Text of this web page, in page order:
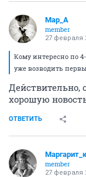
Мар_А
member
27 февраля
Кому интересно по
уже возводить
Действительно,
хорошую
ОТВЕТИТЬ
member
27 февраля